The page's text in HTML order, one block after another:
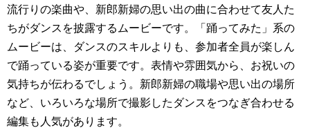
流行りの楽曲や、新郎新婦の思い出の曲に合わせて友人た
ちがダンスを披露するムービーです。「踊ってみた」系の
ムービーは、ダンスのスキルよりも、参加者全員が楽しん
で踊っている姿が重要です。表情や雰囲気から、お祝いの
気持ちが伝わるでしょう。新郎新婦の職場や思い出の場所
など、いろいろな場所で撮影したダンスをつなぎ合わせる
編集も人気があります。